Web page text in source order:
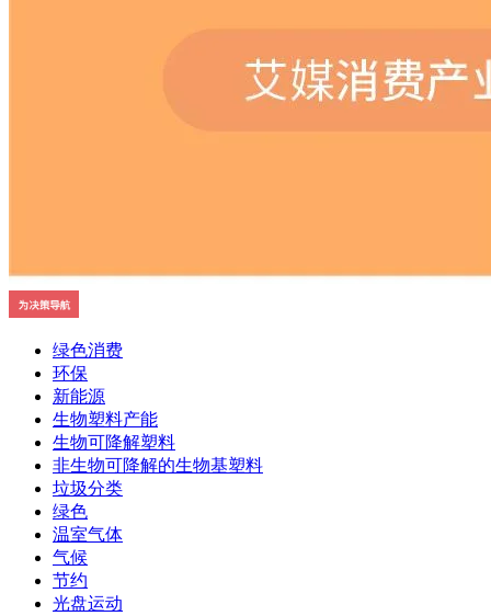
绿色消费
环保
新能源
生物塑料产能
生物可降解塑料
非生物可降解的生物基塑料
垃圾分类
绿色
温室气体
气候
节约
光盘运动